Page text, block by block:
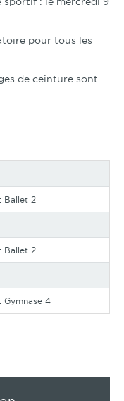
pour tous les
de ceinture sont
Ballet 2
Ballet 2
Gymnase 4